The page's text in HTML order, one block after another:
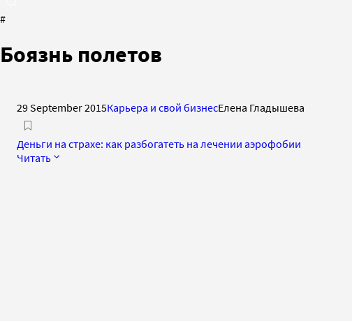
#
Боязнь полетов
29 September 2015Карьера и свой бизнесЕлена Гладышева
Деньги на страхе: как разбогатеть на лечении аэрофобии
Читать